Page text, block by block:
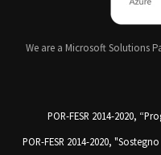
We are a Microsoft Solutions
POR-FESR 2014-2020,
POR-FESR 2014-2020,